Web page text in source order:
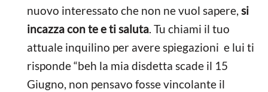
nuovo interessato che non ne vuol sapere, si
incazza con te e ti saluta. Tu chiami il tuo
attuale inquilino per avere spiegazioni e lui ti
risponde “beh la mia disdetta scade il 15
Giugno, non pensavo fosse vincolante il